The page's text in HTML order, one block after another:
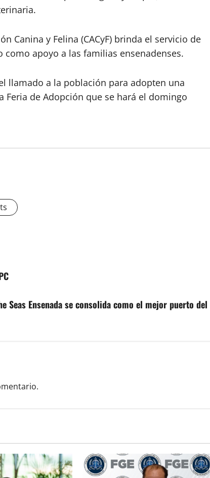
Canina y Felina (CACyF) brinda el servicio de
apoyo a las familias ensenadenses.
llamado a la población para adopten una
Feria de Adopción que se hará el domingo
Ensenada se consolida como el mejor puerto del